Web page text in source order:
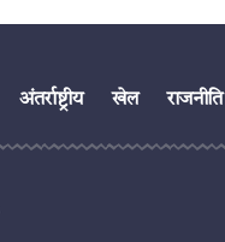
अंतर्राष्ट्रीय खेल राजनीति